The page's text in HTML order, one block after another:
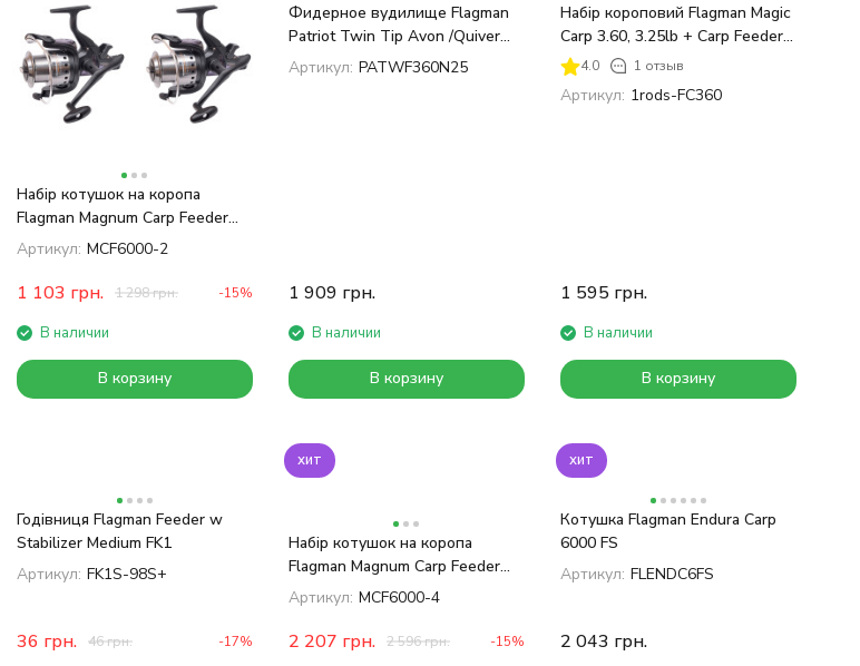
Набір котушок на коропа
Flagman Magnum Carp Feeder
6000 2 шт
Артикул: MCF6000-2
1 103 грн. 1 298грн. -15%
В наличии
В корзину
Фидерное вудилище Flagman
Patriot Twin Tip Avon /Quiver
Feeder /Carp 3.6м 3.25Lb /130г
Артикул: PATWF360N25
1 909 грн.
В наличии
В корзину
Набір короповий Flagman Magic
Carp 3.60, 3.25lb + Carp Feeder
6000
4.0 1 отзыв
Артикул: 1rods-FC360
1 595 грн.
В наличии
В корзину
Годівниця Flagman Feeder w
Stabilizer Medium FK1
Артикул: FK1S-98S+
36 грн. 46грн. -17%
хит
Набір котушок на коропа
Flagman Magnum Carp Feeder
6000 4 шт
Артикул: MCF6000-4
2 207 грн. 2 596грн. -15%
хит
Котушка Flagman Endura Carp
6000 FS
Артикул: FLENDC6FS
2 043 грн.